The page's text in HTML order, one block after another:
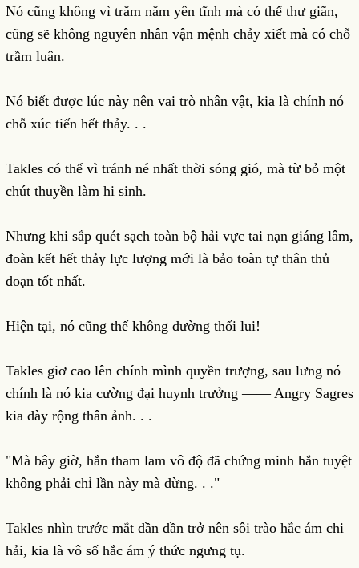
Nó cũng không vì trăm năm yên tĩnh mà có thể thư giãn,
cũng sẽ không nguyên nhân vận mệnh chảy xiết mà có chỗ
trầm luân.
Nó biết được lúc này nên vai trò nhân vật, kia là chính nó
chỗ xúc tiến hết thảy. . .
Takles có thể vì tránh né nhất thời sóng gió, mà từ bỏ một
chút thuyền làm hi sinh.
Nhưng khi sắp quét sạch toàn bộ hải vực tai nạn giáng lâm,
đoàn kết hết thảy lực lượng mới là bảo toàn tự thân thủ
đoạn tốt nhất.
Hiện tại, nó cũng thế không đường thối lui!
Takles giơ cao lên chính mình quyền trượng, sau lưng nó
chính là nó kia cường đại huynh trưởng —— Angry Sagres
kia dày rộng thân ảnh. . .
"Mà bây giờ, hắn tham lam vô độ đã chứng minh hắn tuyệt
không phải chỉ lần này mà dừng. . ."
Takles nhìn trước mắt dần dần trở nên sôi trào hắc ám chi
hải, kia là vô số hắc ám ý thức ngưng tụ.